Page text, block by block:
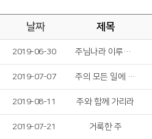
날짜 제목
2019-06-30 주님나라 이루게 하소서
2019-07-07 주의 모든 일에 감사드리며
2019-08-11 주와 함께 가리라
2019-07-21 거룩한 주